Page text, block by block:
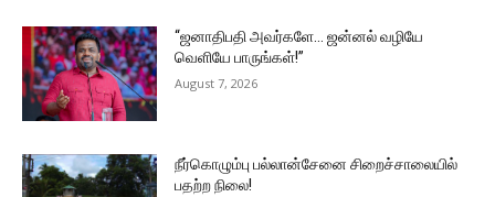
“ஜனாதிபதி அவர்களே… ஜன்னல் வழியே
வெளியே பாருங்கள்!”
August 7, 2026
நீர்கொழும்பு பல்லான்சேனை சிறைச்சாலையில்
பதற்ற நிலை!